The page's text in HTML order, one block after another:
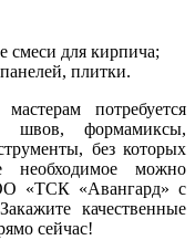
смеси для кирпича;
плитки.
потребуется
швов, формамиксы,
без которых
необходимое можно
«ТСК «Авангард» с
качественные
сейчас!